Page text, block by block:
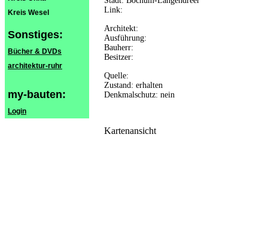
Kreis Wesel
Sonstiges:
Bücher & DVDs
architektur-ruhr
my-bauten:
Login
Link:
Architekt:
Ausführung:
Bauherr:
Besitzer:
Quelle:
Zustand: erhalten
Denkmalschutz: nein
Kartenansicht